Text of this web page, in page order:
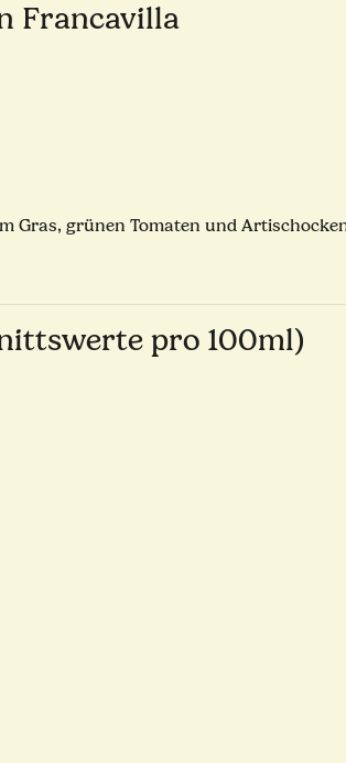
Francavilla
Gras, grünen Tomaten und
pro 100ml)